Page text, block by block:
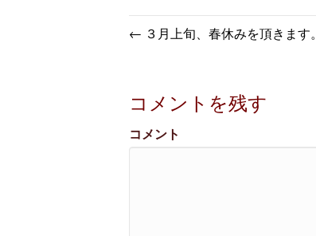
← ３月上旬、春休みを頂きます。
コメントを残す
コメント